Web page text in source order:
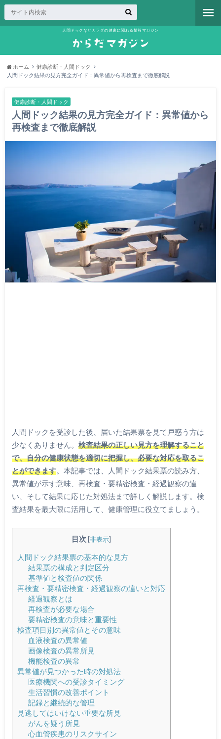
人間ドックなどカラダの健康に関わる情報マガジン
ホーム
健康診断・人間ドック
人間ドック結果の見方完全ガイド：異常値から再検査まで徹底解説
健康診断・人間ドック
人間ドック結果の見方完全ガイド：異常値から
再検査まで徹底解説
人間ドックを受診した後、届いた結果票を見て戸惑う方は
少なくありません。 検査結果の正しい見方を理解すること
で、自分の健康状態を適切に把握し、必要な対応を取るこ
とができます。本記事では、人間ドック結果票の読み方、
異常値が示す意味、再検査・要精密検査・経過観察の違
い、そして結果に応じた対処法まで詳しく解説します。検
査結果を最大限に活用して、健康管理に役立てましょう。
目次 [非表示]
人間ドック結果票の基本的な見方
結果票の構成と判定区分
基準値と検査値の関係
再検査・要精密検査・経過観察の違いと対応
経過観察とは
再検査が必要な場合
要精密検査の意味と重要性
検査項目別の異常値とその意味
血液検査の異常値
画像検査の異常所見
機能検査の異常
異常値が見つかった時の対処法
医療機関への受診タイミング
生活習慣の改善ポイント
記録と継続的な管理
見逃してはいけない重要な所見
がんを疑う所見
心血管疾患のリスクサイン